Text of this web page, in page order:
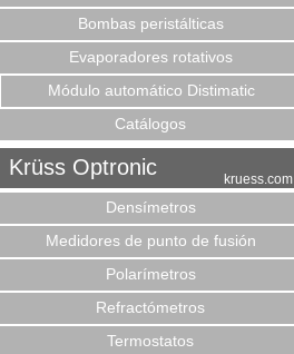
Bombas peristálticas
Evaporadores rotativos
Módulo automático Distimatic
Catálogos
Krüss Optronic kruess.com
Densímetros
Medidores de punto de fusión
Polarímetros
Refractómetros
Termostatos